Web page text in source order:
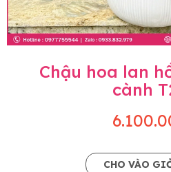
Chậu hoa lan
cành
CHO VÀO